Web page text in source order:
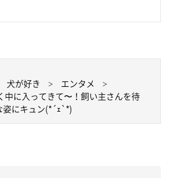
犬が好き
エンタメ
中に入ってきて〜！飼い主さんを待
姿にキュン(*´ｪ`*)